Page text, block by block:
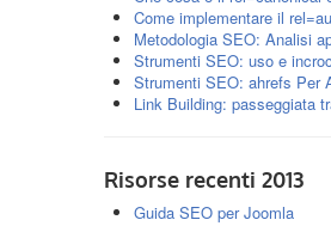
Come implementare il
Metodologia SEO: Analisi
Strumenti SEO: uso e
Strumenti SEO: ahrefs Per
Link Building: passeggiata
Risorse recenti 2013
Guida SEO per Joomla